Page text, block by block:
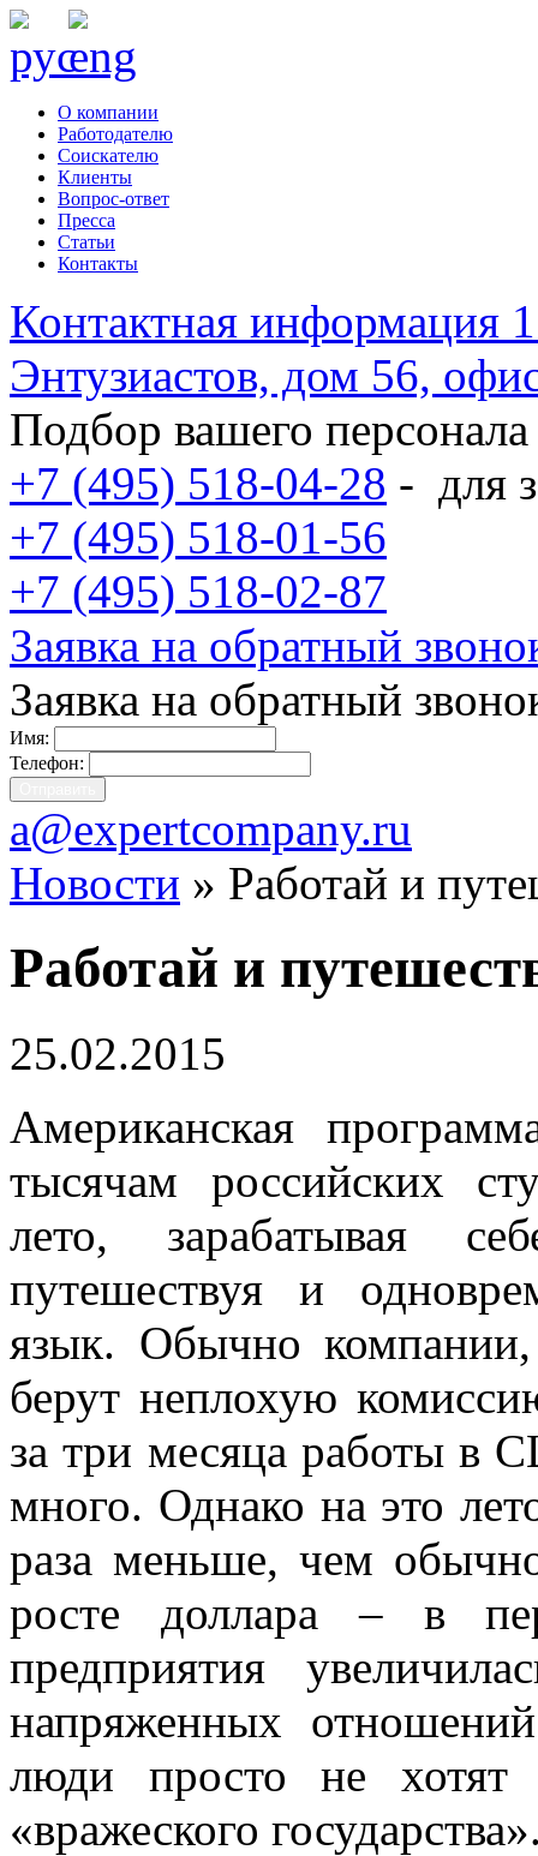
О компании
Работодателю
Соискателю
Клиенты
Вопрос-ответ
Пресса
Статьи
Контакты
Контактная информация
Энтузиастов, дом 56,
Подбор вашего персонала
+7 (495) 518-04-28 - для
+7 (495) 518-01-56
+7 (495) 518-02-87
Заявка на обратный
Заявка на обратный
Имя:
Телефон:
a@expertcompany.ru
Новости » Работай и
Работай и
25.02.2015
Американская
тысячам российских
лето, зарабатывая
путешествуя и
язык. Обычно компании,
берут неплохую
за три месяца работы в
много. Однако на это
раза меньше, чем
росте доллара – в
предприятия
напряженных
люди просто не хотят
«вражеского